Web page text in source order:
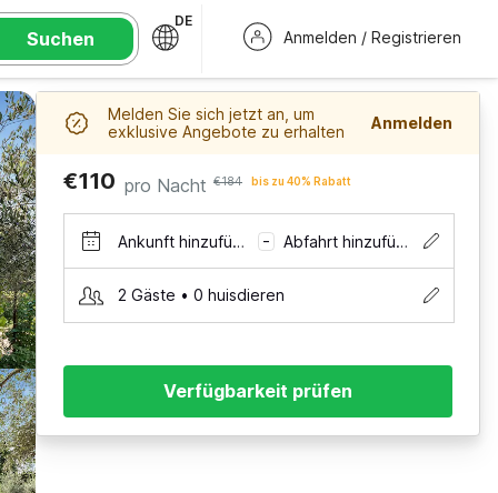
Suchen
DE
Anmelden / Registrieren
Melden Sie sich jetzt an, um
exklusive Angebote zu erhalten
Anmelden
€110 pro Nacht €184 bis zu 40% Rabatt
Ankunft hinzufügen – Abfahrt hinzufügen
2 Gäste • 0 huisdieren
Verfügbarkeit prüfen